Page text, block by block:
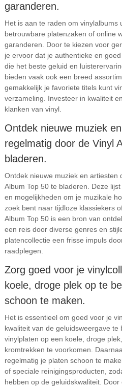
garanderen.
Het is aan te raden om
betrouwbare platenzaken of online
garanderen. Door te kiezen voor
je ervoor dat je authentieke en
die het beste geluid en
bieden vaak ook een breed
gemakkelijk je favoriete titels kunt
verzameling. Investeer in kwaliteit
klanken van vinyl.
Ontdek nieuwe muziek
regelmatig door de Vinyl
bladeren.
Ontdek nieuwe muziek en artiesten
Album Top 50 te bladeren. Deze
en mogelijkheden om je muzikale
zoek bent naar tijdloze klassiekers
Album Top 50 is een bron van
een reis door diverse genres en
platencollectie een frisse impuls
raadplegen.
Zorg goed voor je
koele, droge plek op te
schoon te maken.
Het is essentieel om goed voor je
kwaliteit van de geluidsweergave te
vinylplaten op een koele, droge
kromtrekken te voorkomen.
regelmatig je platen schoon te
of speciale reinigingsproducten,
hebben op de geluidskwaliteit.